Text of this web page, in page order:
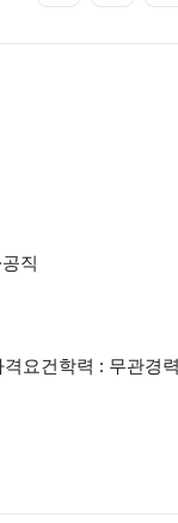
직
요건학력 : 무관경